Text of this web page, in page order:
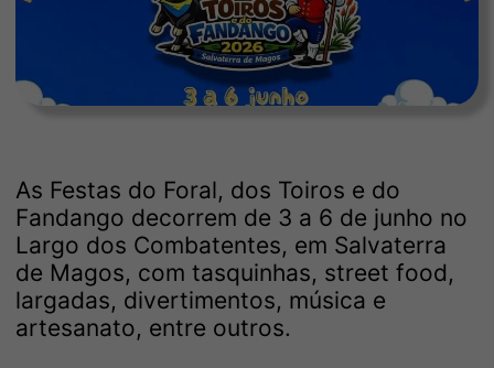
As Festas do Foral, dos Toiros e do
Fandango decorrem de 3 a 6 de junho no
Largo dos Combatentes, em Salvaterra
de Magos, com tasquinhas, street food,
largadas, divertimentos, música e
artesanato, entre outros.